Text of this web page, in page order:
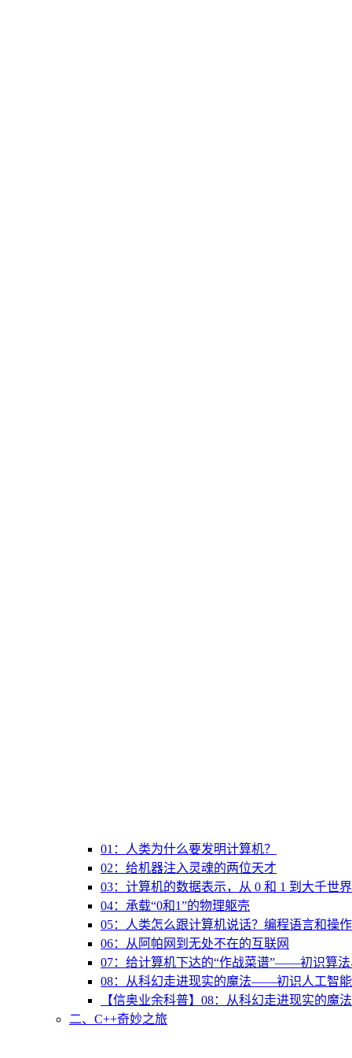
01：人类为什么要发明计算机？
02：给机器注入灵魂的两位天才
03：计算机的数据表示，从 0 和 1 到大千世界
04：承载“0和1”的物理躯壳
05：人类怎么跟计算机说话？编程语言和操
06：从阿帕网到无处不在的互联网
07：给计算机下达的“作战菜谱”——初识算法
08：从科幻走进现实的魔法——初识人工智能
【信奥业余科普】08：从科幻走进现实的魔
二、C++奇妙之旅